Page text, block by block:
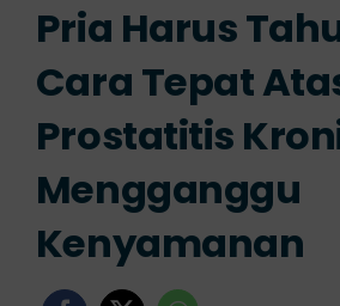
Layanan Kami
Info Klinik
Pria Harus
Cara Tepat
Prostatitis
Mengganggu
Kenyamanan